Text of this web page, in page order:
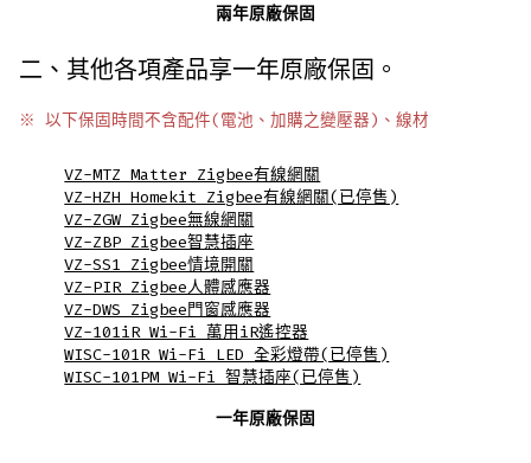
兩年原廠保固
二、其他各項產品享一年原廠保固。
※ 以下保固時間不含配件(電池 、加購之變壓器)、線材
VZ-MTZ Matter Zigbee有線網關
VZ-HZH Homekit Zigbee有線網關(已停售)
VZ-ZGW Zigbee無線網關
VZ-ZBP Zigbee智慧插座
VZ-SS1 Zigbee情境開關
VZ-PIR Zigbee人體感應器
VZ-DWS Zigbee門窗感應器
VZ-101iR Wi-Fi 萬用iR遙控器
WISC-101R Wi-Fi LED 全彩燈帶(已停售)
WISC-101PM Wi-Fi 智慧插座(已停售)
一年原廠保固